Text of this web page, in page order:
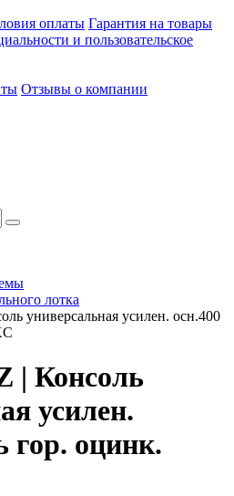
оплаты Гарантия на товары
и пользовательское
Отзывы о компании
лотка
универсальная усилен. осн.400
| Консоль
усилен.
гор. оцинк.